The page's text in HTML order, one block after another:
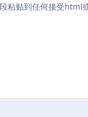
贴到任何接受html